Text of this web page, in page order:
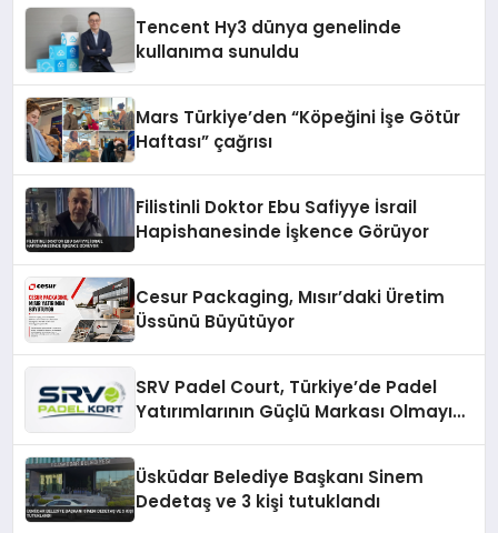
Tencent Hy3 dünya genelinde
kullanıma sunuldu
Mars Türkiye’den “Köpeğini İşe Götür
Haftası” çağrısı
Filistinli Doktor Ebu Safiyye İsrail
Hapishanesinde İşkence Görüyor
Cesur Packaging, Mısır’daki Üretim
Üssünü Büyütüyor
SRV Padel Court, Türkiye’de Padel
Yatırımlarının Güçlü Markası Olmayı
Üsküdar Belediye Başkanı Sinem
Dedetaş ve 3 kişi tutuklandı